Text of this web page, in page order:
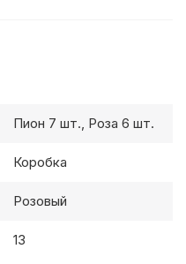
Пион 7 шт., Роза 6 шт.
Коробка
Розовый
13